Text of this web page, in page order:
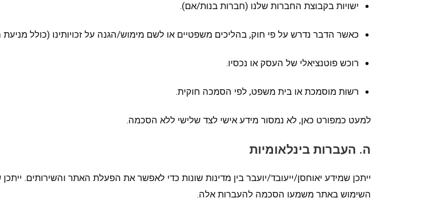
ישויות בקבוצת החברות שלנו (חברות בנות/אם).
כאשר הדבר נדרש על פי חוק, בהליכים משפטיים או לשם מימוש/הגנה על זכויותינו (כולל מניעת
רוכש פוטנציאלי של העסק או נכסיו.
רשות מוסמכת או בית משפט, לפי הסמכה חוקית.
למעט כמפורט כאן, לא נמסור מידע אישי לצד שלישי ללא הסכמה.
ה. העברות בינלאומיות
ייתכן שמידע יאוחסן/ייעובד/יועבר בין מדינות שונות כדי לאפשר את הפעלת האתר והשירותים.
השימוש באתר משמעו הסכמה להעברות אלה.